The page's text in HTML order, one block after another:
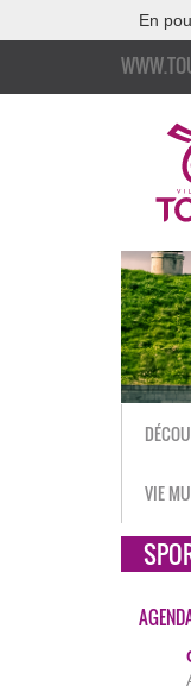
En
VIE